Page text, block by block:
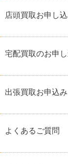
店頭買取お申し
宅配買取のお申
出張買取お申込み
よくあるご質問